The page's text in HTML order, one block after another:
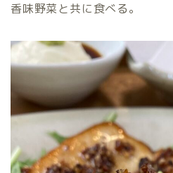
香味野菜と共に食べる。